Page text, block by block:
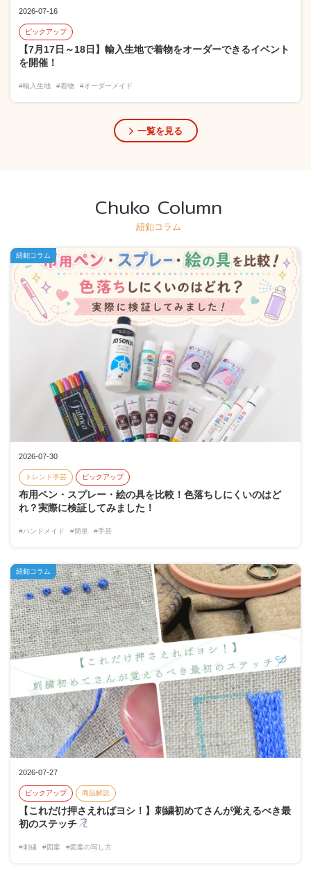
2026-07-16
ピックアップ
【7月17日～18日】輸入生地で着物をオーダーできるイベント
を開催！
#輸入生地 #着物 #オーダーメイド
一覧を見る
Chuko Column
紐釦コラム
2026-07-30
トレンド手芸 ピックアップ
布用ペン・スプレー・絵の具を比較！色落ちしにくいのはど
れ？実際に検証してみました！
#ハンドメイド #簡単 #手芸
紐釦コラム
2026-07-27
ピックアップ 商品解説
【これだけ押さえればヨシ！】刺繍初めてさんが覚えるべき最
初のステッチ
#刺繍 #図案 #図案の写し方
紐釦コラム